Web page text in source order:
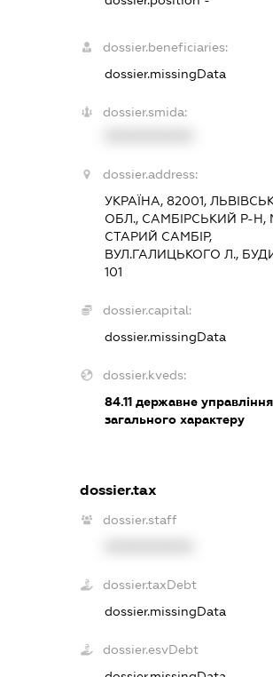
dossier.beneficiaries:
dossier.missingData
dossier.smida:
dossier.address:
УКРАЇНА, 82001,
ОБЛ., САМБІРСЬКИЙ Р-Н,
СТАРИЙ САМБІР,
ВУЛ.ГАЛИЦЬКОГО Л.,
101
dossier.capital:
dossier.missingData
dossier.kveds:
84.11 державне управління
загального характеру
dossier.tax
dossier.staff
dossier.taxDebt
dossier.missingData
dossier.esvDebt